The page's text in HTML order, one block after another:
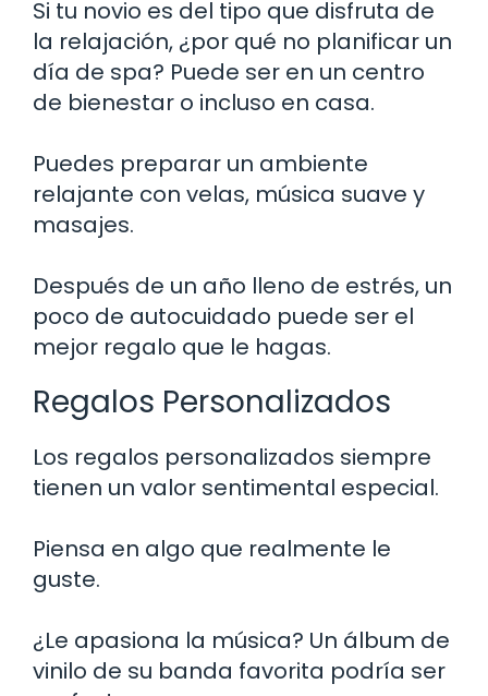
Si tu novio es del tipo que disfruta de
la relajación, ¿por qué no planificar un
día de spa? Puede ser en un centro
de bienestar o incluso en casa.
Puedes preparar un ambiente
relajante con velas, música suave y
masajes.
Después de un año lleno de estrés, un
poco de autocuidado puede ser el
mejor regalo que le hagas.
Regalos Personalizados
Los regalos personalizados siempre
tienen un valor sentimental especial.
Piensa en algo que realmente le
guste.
¿Le apasiona la música? Un álbum de
vinilo de su banda favorita podría ser